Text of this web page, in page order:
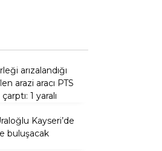
arızalandığı
arazi aracı PTS
1 yaralı
Kayseri’de
buluşacak